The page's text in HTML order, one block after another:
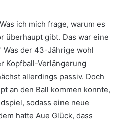
ich mich frage, warum es
überhaupt gibt. Das war eine
Was der 43-Jährige wohl
Kopfball-Verlängerung
allerdings passiv. Doch
an den Ball kommen konnte,
sodass eine neue
hatte Aue Glück, dass